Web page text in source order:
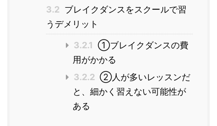
3.2 ブレイクダンスをスクールで習
うデメリット
3.2.1 ①ブレイクダンスの費
用がかかる
3.2.2 ②人が多いレッスンだ
と、細かく習えない可能性が
ある